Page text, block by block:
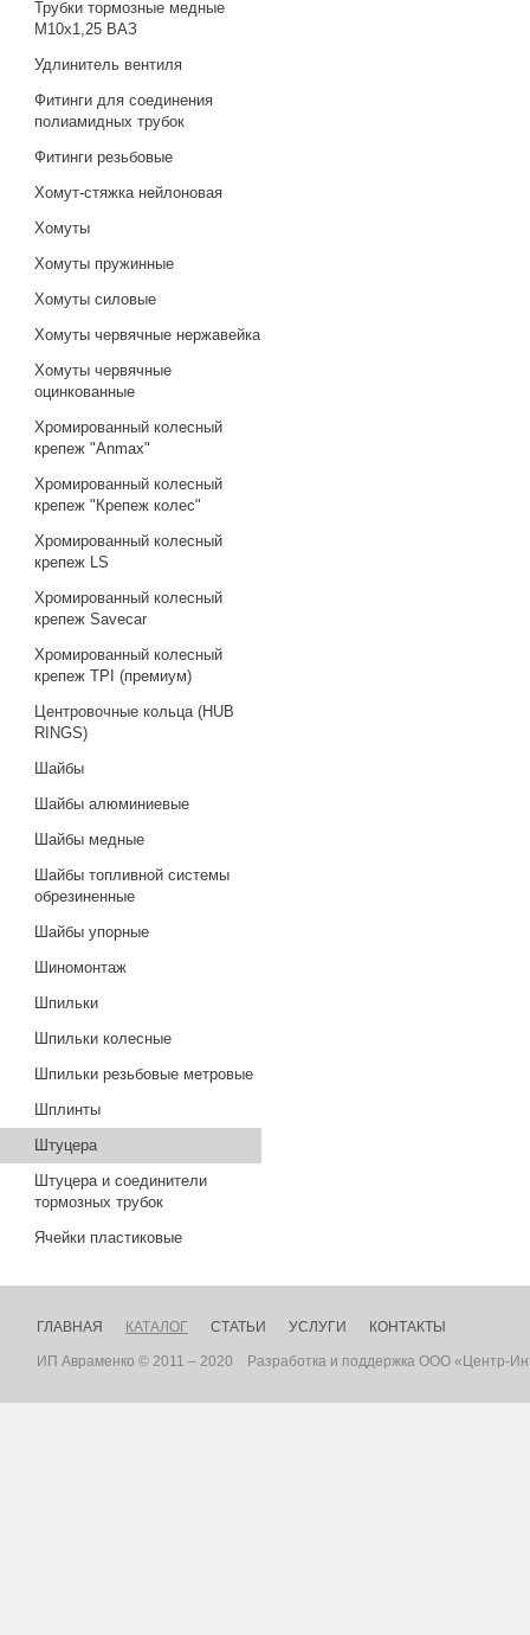
Трубки тормозные медные
М10х1,25 ВАЗ
Удлинитель вентиля
Фитинги для соединения
полиамидных трубок
Фитинги резьбовые
Хомут-стяжка нейлоновая
Хомуты
Хомуты пружинные
Хомуты силовые
Хомуты червячные нержавейка
Хомуты червячные
оцинкованные
Хромированный колесный
крепеж "Anmax"
Хромированный колесный
крепеж "Крепеж колес"
Хромированный колесный
крепеж LS
Хромированный колесный
крепеж Savecar
Хромированный колесный
крепеж TPI (премиум)
Центровочные кольца (HUB
RINGS)
Шайбы
Шайбы алюминиевые
Шайбы медные
Шайбы топливной системы
обрезиненные
Шайбы упорные
Шиномонтаж
Шпильки
Шпильки колесные
Шпильки резьбовые метровые
Шплинты
Штуцера
Штуцера и соединители
тормозных трубок
Ячейки пластиковые
ГЛАВНАЯ КАТАЛОГ СТАТЬИ УСЛУГИ КОНТАКТЫ
ИП Авраменко © 2011 – 2020 Разработка и поддержка ООО «Центр-